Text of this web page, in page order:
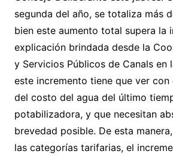
segunda del año, se totaliza más
bien este aumento total supera la
explicación brindada desde la
y Servicios Públicos de Canals en
este incremento tiene que ver
del costo del agua del último
potabilizadora, y que necesitan
brevedad posible. De esta
las categorías tarifarias, el